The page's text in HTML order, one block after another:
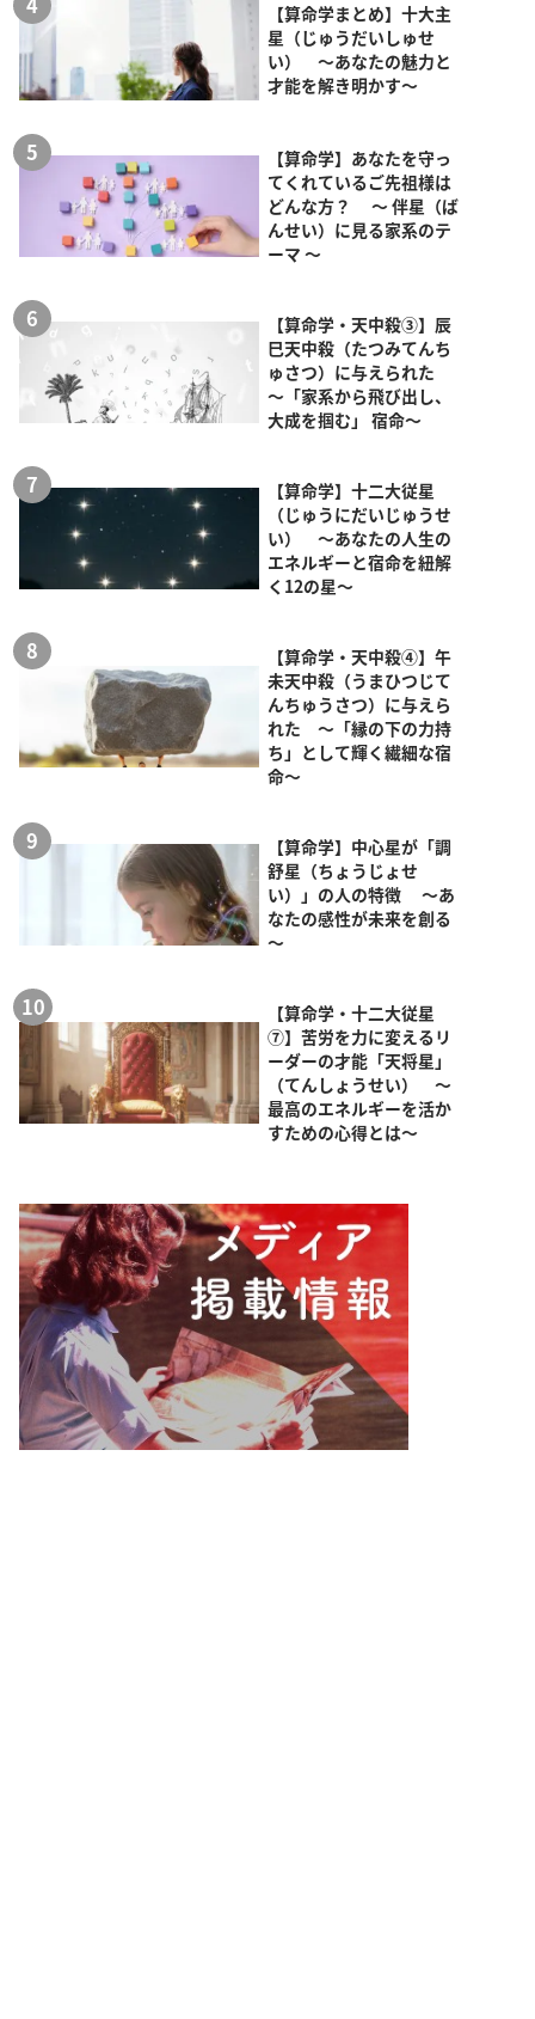
【算命学まとめ】十大主
星（じゅうだいしゅせ
い） ～あなたの魅力と
才能を解き明かす～
【算命学】あなたを守っ
てくれているご先祖様は
どんな方？ ～ 伴星（ば
んせい）に見る家系のテ
ーマ ～
【算命学・天中殺③】辰
巳天中殺（たつみてんち
ゅさつ）に与えられた
～「家系から飛び出し、
大成を掴む」 宿命～
【算命学】十二大従星
（じゅうにだいじゅうせ
い） ～あなたの人生の
エネルギーと宿命を紐解
く12の星～
【算命学・天中殺④】午
未天中殺（うまひつじて
んちゅうさつ）に与えら
れた ～「縁の下の力持
ち」として輝く繊細な宿
命～
【算命学】中心星が「調
舒星（ちょうじょせ
い）」の人の特徴 ～あ
なたの感性が未来を創る
～
【算命学・十二大従星
⑦】苦労を力に変えるリ
ーダーの才能「天将星」
（てんしょうせい） ～
最高のエネルギーを活か
すための心得とは～